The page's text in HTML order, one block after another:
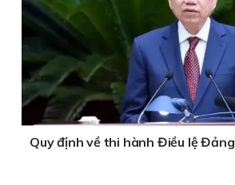
Quy định về thi hành Điều lệ Đảng